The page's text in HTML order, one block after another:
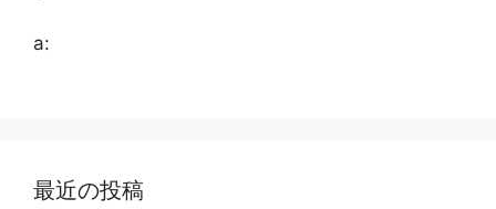
a:
最近の投稿